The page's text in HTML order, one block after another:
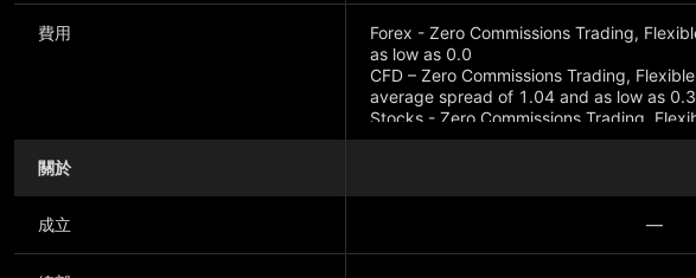
費用
Forex - Zero Commissions Trading,
as low as 0.0
CFD – Zero Commissions Trading,
average spread of 1.04 and as low as
Stocks - Zero Commissions Trading,
as low as 0.40
關於
成立 —